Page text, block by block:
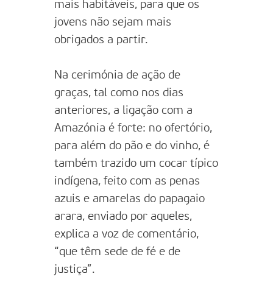
mais habitáveis, para que os
jovens não sejam mais
obrigados a partir.
Na cerimónia de ação de
graças, tal como nos dias
anteriores, a ligação com a
Amazónia é forte: no ofertório,
para além do pão e do vinho, é
também trazido um cocar típico
indígena, feito com as penas
azuis e amarelas do papagaio
arara, enviado por aqueles,
explica a voz de comentário,
“que têm sede de fé e de
justiça”.